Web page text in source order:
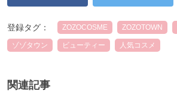
登録タグ： ZOZOCOSME ZOZOTOWN
ゾゾタウン ビューティー 人気コスメ
関連記事